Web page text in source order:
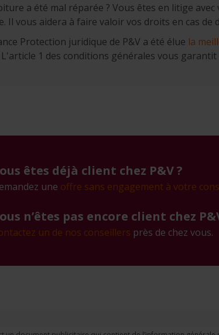
a été mal réparée ? Vous êtes en litige
Il vous aidera à faire valoir vos droits en cas de
Protection juridique de P&V a été élue la
L'article 1 des conditions générales vous
êtes déjà client chez P&V ?
une offre sans engagement à votre
n’êtes pas encore client chez
un de nos conseillers près de chez vous.